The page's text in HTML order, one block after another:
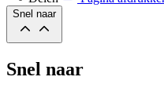
Snel naar
Snel naar